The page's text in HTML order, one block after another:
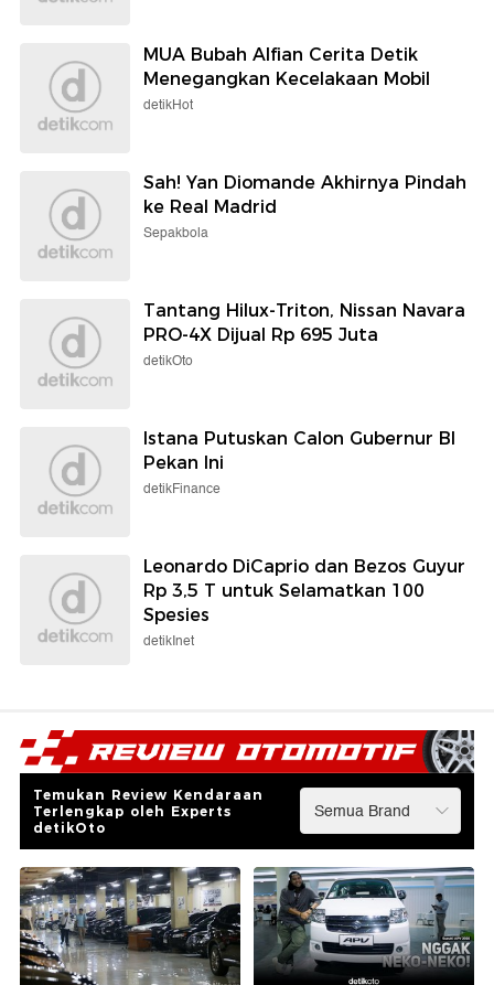
MUA Bubah Alfian Cerita Detik
Menegangkan Kecelakaan Mobil
detikHot
Sah! Yan Diomande Akhirnya Pindah
ke Real Madrid
Sepakbola
Tantang Hilux-Triton, Nissan Navara
PRO-4X Dijual Rp 695 Juta
detikOto
Istana Putuskan Calon Gubernur BI
Pekan Ini
detikFinance
Leonardo DiCaprio dan Bezos Guyur
Rp 3,5 T untuk Selamatkan 100
Spesies
detikInet
Temukan Review Kendaraan
Terlengkap oleh Experts
detikOto